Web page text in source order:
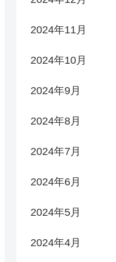
2024年11月
2024年10月
2024年9月
2024年8月
2024年7月
2024年6月
2024年5月
2024年4月